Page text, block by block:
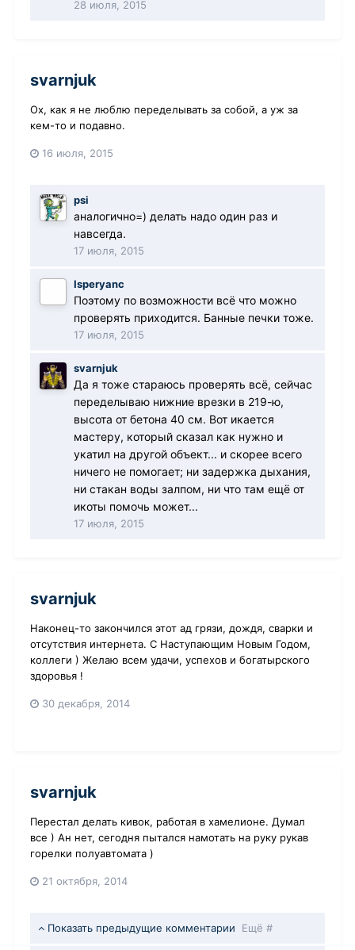
28 июля, 2015
svarnjuk
Ох, как я не люблю переделывать за собой, а уж за
кем-то и подавно.
16 июля, 2015
psi
аналогично=) делать надо один раз и
навсегда.
17 июля, 2015
Isperyanc
Поэтому по возможности всё что можно
проверять приходится. Банные печки тоже.
17 июля, 2015
svarnjuk
Да я тоже стараюсь проверять всё, сейчас
переделываю нижние врезки в 219-ю,
высота от бетона 40 см. Вот икается
мастеру, который сказал как нужно и
укатил на другой объект... и скорее всего
ничего не помогает; ни задержка дыхания,
ни стакан воды залпом, ни что там ещё от
икоты помочь может...
17 июля, 2015
svarnjuk
Наконец-то закончился этот ад грязи, дождя, сварки и
отсутствия интернета. С Наступающим Новым Годом,
коллеги ) Желаю всем удачи, успехов и богатырского
здоровья !
30 декабря, 2014
svarnjuk
Перестал делать кивок, работая в хамелионе. Думал
все ) Ан нет, сегодня пытался намотать на руку рукав
горелки полуавтомата )
21 октября, 2014
Показать предыдущие комментарии Ещё #